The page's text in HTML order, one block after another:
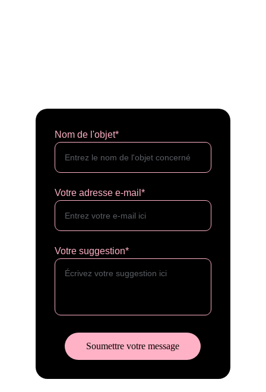
Nom de l'objet*
Votre adresse e-mail*
Votre suggestion*
Soumettre votre message